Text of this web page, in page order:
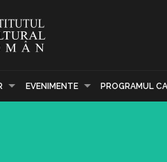
EVENIMENTE PROGRAMUL